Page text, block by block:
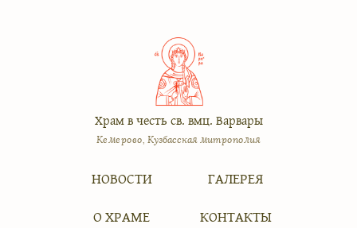
Храм в честь св. вмц. Варвары
Кемерово, Кузбасская митрополия
НОВОСТИ
О ХРАМЕ
ГАЛЕРЕЯ
КОНТАКТЫ